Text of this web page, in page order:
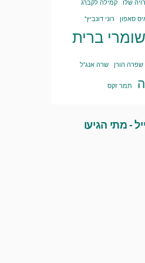
שלו
קמילה לקברג
סאפון רוני דונביץ'
שומרי ברית
שפרה הורן שרה אנג'ל
תמר זקס
- מתי הגיעו